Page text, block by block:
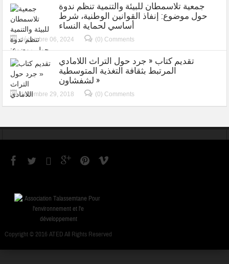
جمعية تلاسمطان للبيئة والتنمية تنظم ندوة
حول موضوع: إنفاذ القوانين الوطنية، شرط
أساسي لحماية النساء
décembre 06, 2024 (0) Comments
تقديم كتاب « جرد حول التراث اللامادي
المرتبط بثقافة التغذية المتوسطية
لشفشاون »
décembre 29, 2018 (0) Comments
Copyright © 2016 ATED All Rights Reserved